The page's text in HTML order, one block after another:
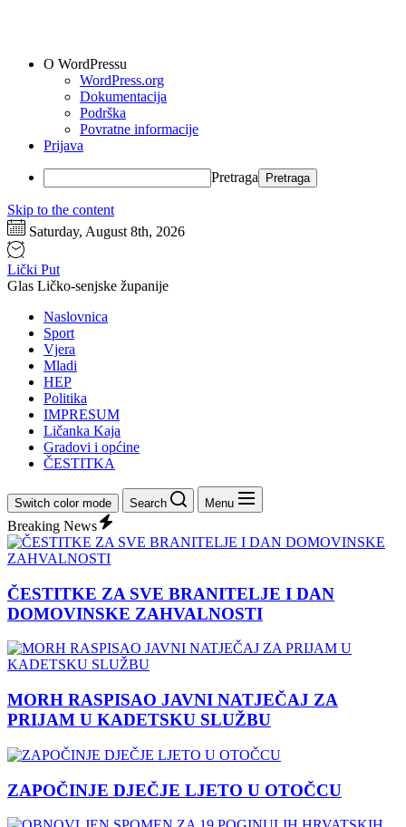
O WordPressu
WordPress.org
Dokumentacija
Podrška
Povratne informacije
Prijava
Pretraga
Skip to the content
Saturday, August 8th, 2026
Lički Put
Glas Ličko-senjske županije
Naslovnica
Sport
Vjera
Mladi
HEP
Politika
IMPRESUM
Ličanka Kaja
Gradovi i općine
ČESTITKA
Switch color mode Search Menu
Breaking News
ČESTITKE ZA SVE BRANITELJE I DAN
DOMOVINSKE ZAHVALNOSTI
MORH RASPISAO JAVNI NATJEČAJ ZA
PRIJAM U KADETSKU SLUŽBU
ZAPOČINJE DJEČJE LJETO U OTOČCU